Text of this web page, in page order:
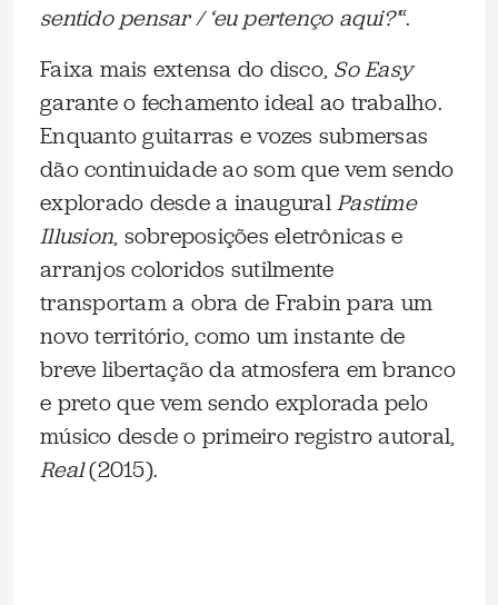
sentido pensar / ‘eu pertenço aqui?’“.
Faixa mais extensa do disco, So Easy
garante o fechamento ideal ao trabalho.
Enquanto guitarras e vozes submersas
dão continuidade ao som que vem sendo
explorado desde a inauguralPastime
Illusion, sobreposições eletrônicas e
arranjos coloridos sutilmente
transportam a obra de Frabin para um
novo território, como um instante de
breve libertação da atmosfera em branco
e preto que vem sendo explorada pelo
músico desde o primeiro registro autoral,
Real(2015).